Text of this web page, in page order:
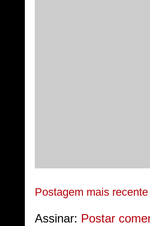
Postagem mais recente
Assinar: Postar